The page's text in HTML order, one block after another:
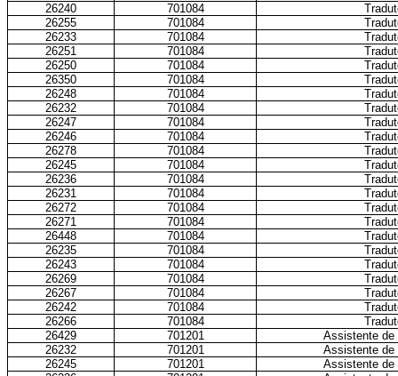
26240
701084
26255
701084
26233
701084
26251
701084
26250
701084
26350
701084
26248
701084
26232
701084
26247
701084
26246
701084
26278
701084
26245
701084
26236
701084
26231
701084
26272
701084
26271
701084
26448
701084
26235
701084
26243
701084
26269
701084
26267
701084
26242
701084
26266
701084
26429
701201
Assistente de
26232
701201
Assistente de
26245
701201
Assistente de